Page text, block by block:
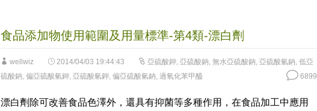
食品添加物使用範圍及用量標準-第4類-漂白劑
wellwiz 2014/04/03 19:44:43 亞硫酸鉀, 亞硫酸鈉, 無水亞硫酸鈉, 亞硫酸氫鈉, 低亞
硫酸鈉, 偏亞硫酸氫鉀, 亞硫酸氫鉀, 偏亞硫酸氫鈉, 過氧化苯甲醯 6899
漂白劑除可改善食品色澤外，還具有抑菌等多種作用，在食品加工中應用